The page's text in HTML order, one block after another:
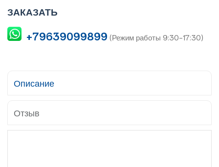
ЗАКАЗАТЬ
+79639099899 (Режим работы 9:30-17:30)
Описание
Отзыв